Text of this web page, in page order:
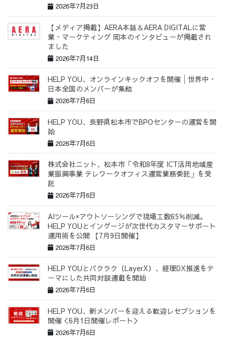
2026年7月23日
【メディア掲載】AERA本誌＆AERA DIGITALに営
業・マーケティング 岡本のインタビューが掲載され
ました
2026年7月14日
HELP YOU、オンラインキックオフを開催│世界中・
日本全国のメンバーが集結
2026年7月6日
HELP YOU、長野県松本市でBPOセンターの運営を開
始
2026年7月6日
株式会社ニット、松本市「令和8年度 ICT活用地域産
業振興事業 テレワークオフィス運営業務委託」を受
託
2026年7月6日
AIツール×アウトソーシングで現場工数65％削減。
HELP YOUとインゲージが次世代カスタマーサポート
運用術を公開 【7月9日開催】
2026年7月6日
HELP YOUとバクラク（LayerX）、経理DX推進をテ
ーマにした共同対談連載を開始
2026年7月6日
HELP YOU、新メンバーを迎える歓迎レセプションを
開催＜6月1日開催レポート＞
2026年7月6日